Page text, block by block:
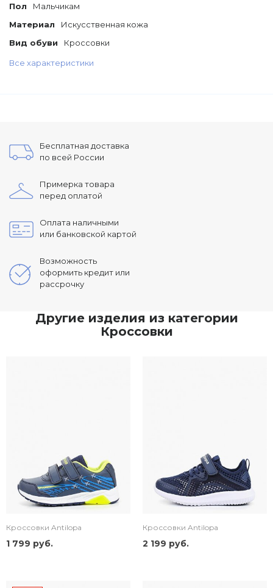
Пол
Мальчикам
Материал
Искусственная кожа
Вид обуви
Кроссовки
Все характеристики
Бесплатная доставка
по всей России
Примерка товара
перед оплатой
Оплата наличными
или банковской картой
Возможность
оформить кредит или
рассрочку
Другие изделия из категории
Кроссовки
Кроссовки Antilopa
1 799 руб.
Кроссовки Antilopa
2 199 руб.